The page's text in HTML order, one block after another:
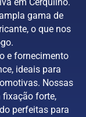
em Cerquilho.
gama de
o que nos
e fornecimento
ideais para
Nossas
forte,
perfeitas para